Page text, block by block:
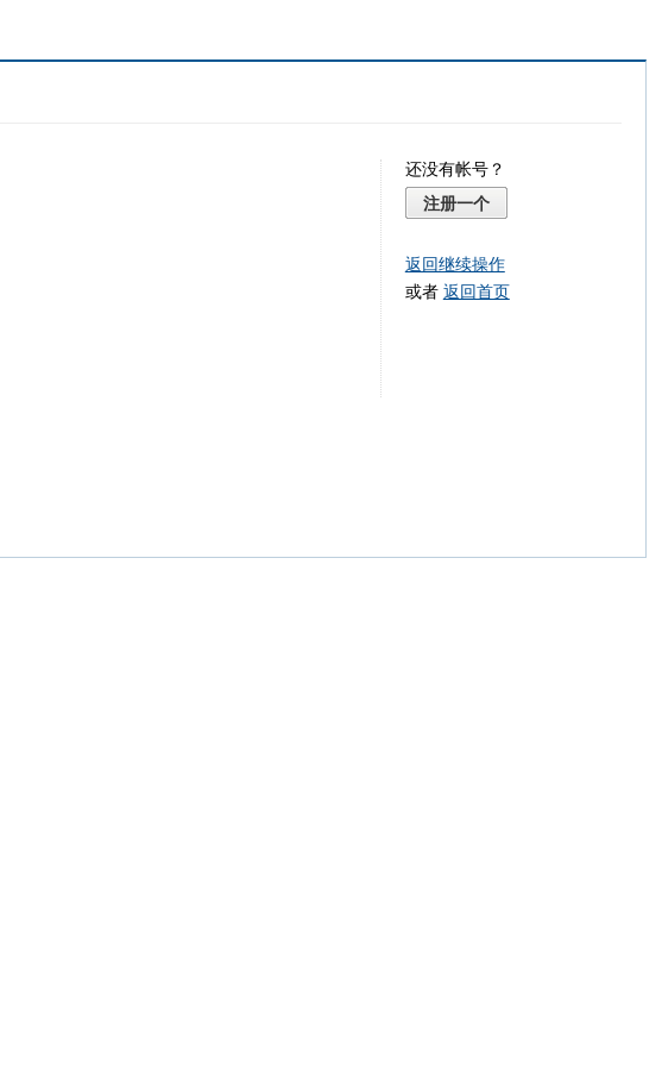
还没有帐号？
注册一个
返回继续操作
或者 返回首页